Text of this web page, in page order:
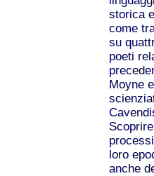
storica
come
su
poeti
Moyne
loro
anche